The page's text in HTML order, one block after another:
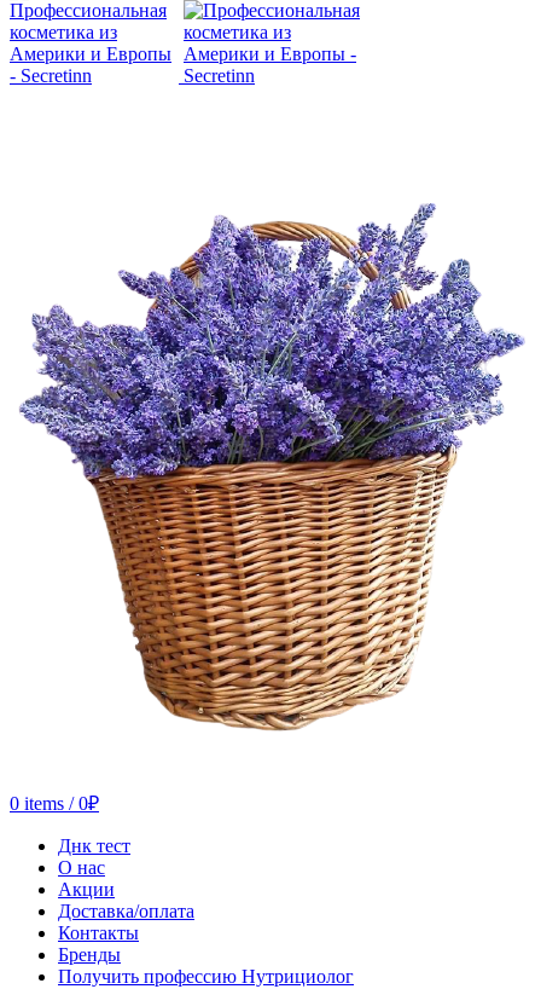
0 items / 0₽
Днк тест
О нас
Акции
Доставка/оплата
Контакты
Бренды
Получить профессию Нутрициолог